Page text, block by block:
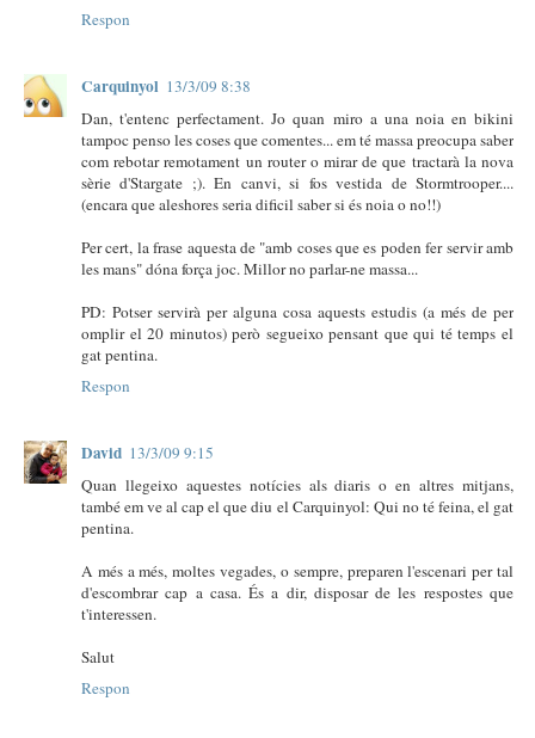
Respon
Carquinyol 13/3/09 8:38
Dan, t'entenc perfectament. Jo quan miro a una noia en bikini
tampoc penso les coses que comentes... em té massa preocupa saber
com rebotar remotament un router o mirar de que tractarà la nova
sèrie d'Stargate ;). En canvi, si fos vestida de Stormtrooper....
(encara que aleshores seria dificil saber si és noia o no!!)
Per cert, la frase aquesta de "amb coses que es poden fer servir amb
les mans" dóna força joc. Millor no parlar-ne massa...
PD: Potser servirà per alguna cosa aquests estudis (a més de per
omplir el 20 minutos) però segueixo pensant que qui té temps el
gat pentina.
Respon
David 13/3/09 9:15
Quan llegeixo aquestes notícies als diaris o en altres mitjans,
també em ve al cap el que diu el Carquinyol: Qui no té feina, el gat
pentina.
A més a més, moltes vegades, o sempre, preparen l'escenari per tal
d'escombrar cap a casa. És a dir, disposar de les respostes que
t'interessen.
Salut
Respon